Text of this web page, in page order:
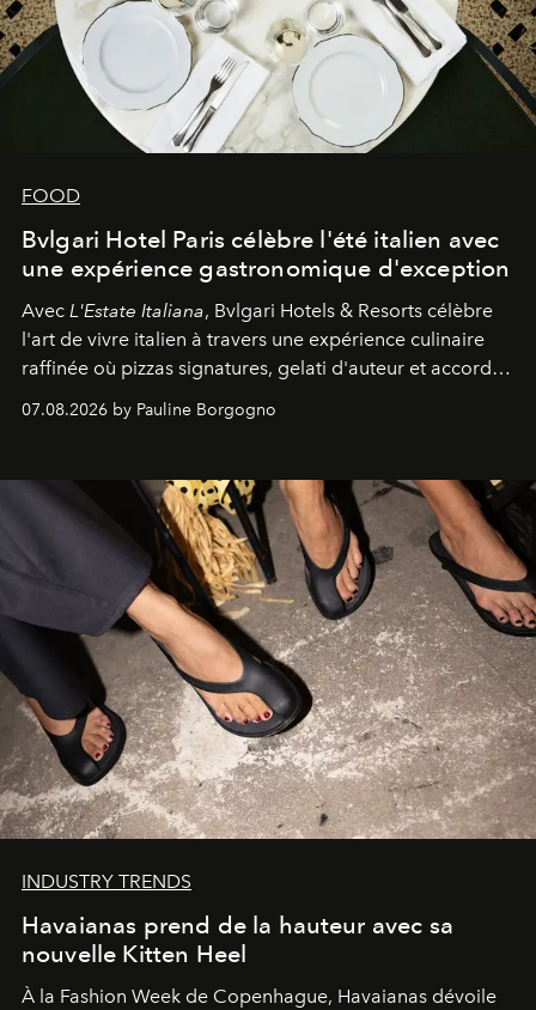
FOOD
Bvlgari Hotel Paris célèbre l'été italien avec
une expérience gastronomique d'exception
Avec L'Estate Italiana, Bvlgari Hotels & Resorts célèbre
l'art de vivre italien à travers une expérience culinaire
raffinée où pizzas signatures, gelati d'auteur et accords
d'exception composent un véritable voyage sensoriel.
07.08.2026 by Pauline Borgogno
INDUSTRY TRENDS
Havaianas prend de la hauteur avec sa
nouvelle Kitten Heel
À la Fashion Week de Copenhague, Havaianas dévoile